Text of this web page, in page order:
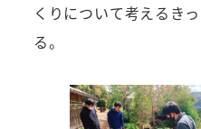
くりについて考えるき
る。